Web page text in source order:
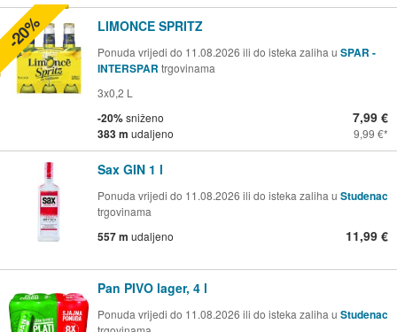
LIMONCE SPRITZ
Ponuda vrijedi do 11.08.2026 ili do isteka zaliha u SPAR -
INTERSPAR trgovinama
3x0,2 L
-20%sniženo
383 m udaljeno
7,99 €
9,99 €
-20%
Sax GIN 1 l
Ponuda vrijedi do 11.08.2026 ili do isteka zaliha u Studenac
trgovinama
557 m udaljeno 11,99 €
Pan PIVO lager, 4 l
Ponuda vrijedi do 11.08.2026 ili do isteka zaliha u Studenac